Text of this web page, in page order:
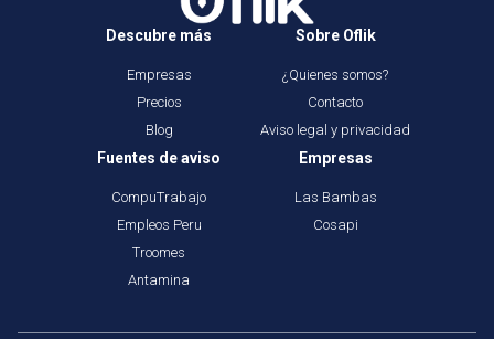
Descubre más
Empresas
Precios
Blog
Sobre Oflik
¿Quienes somos?
Contacto
Aviso legal y privacidad
Fuentes de aviso
CompuTrabajo
Empleos Peru
Troomes
Antamina
Empresas
Las Bambas
Cosapi